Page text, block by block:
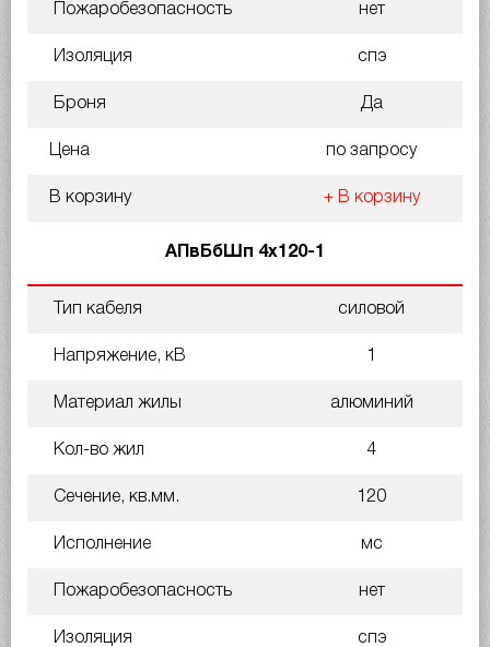
Пожаробезопасность нет
Изоляция спэ
Броня Да
Цена по запросу
В корзину + В корзину
АПвБбШп 4х120-1
Тип кабеля силовой
Напряжение, кВ 1
Материал жилы алюминий
Кол-во жил 4
Сечение, кв.мм. 120
Исполнение мс
Пожаробезопасность нет
Изоляция спэ